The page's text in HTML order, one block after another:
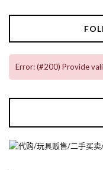
Error: (#200) Provide